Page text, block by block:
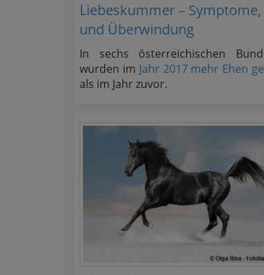
Liebeskummer – Symptome,
und Überwindung
In sechs österreichischen
wurden im Jahr 2017 mehr Ehen
als im Jahr zuvor.